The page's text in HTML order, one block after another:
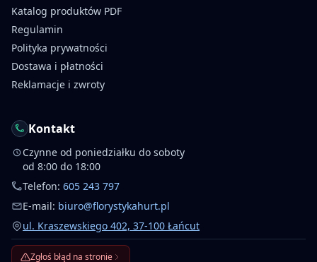
Katalog produktów PDF
Regulamin
Polityka prywatności
Dostawa i płatności
Reklamacje i zwroty
Kontakt
Czynne od poniedziałku do soboty
od 8:00 do 18:00
Telefon: 605 243 797
E-mail: biuro@florystykahurt.pl
ul. Kraszewskiego 402, 37-100 Łańcut
Zgłoś błąd na stronie